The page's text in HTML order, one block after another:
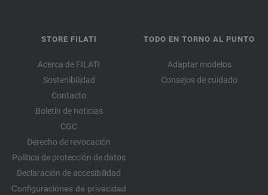
STORE FILATI
Acerca de FILATI
Sostenibilidad
Contacto
Boletín de noticias
CGC
Derecho de revocación
Política de protección de datos
Declaración de accesibilidad
Configuraciones de privacidad
TODO EN TORNO AL PUNTO
Adaptar modelos
Consejos de cuidado